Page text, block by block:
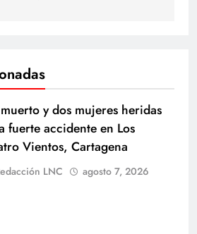
y dos mujeres heridas
fuerte accidente en Los
Vientos, Cartagena
LNC agosto 7, 2026